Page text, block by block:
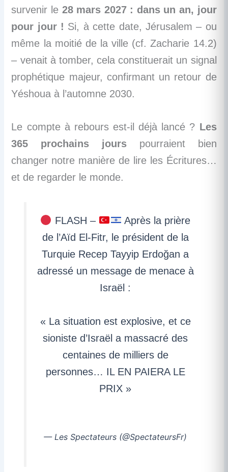
survenir le 28 mars 2027 : dans un an, jour
pour jour ! Si, à cette date, Jérusalem – ou
même la moitié de la ville (cf. Zacharie 14.2)
– venait à tomber, cela constituerait un signal
prophétique majeur, confirmant un retour de
Yéshoua à l’automne 2030.
Le compte à rebours est-il déjà lancé ? Les
365 prochains jours pourraient bien
changer notre manière de lire les Écritures…
et de regarder le monde.
FLASH –
Après la prière
de l’Aïd El-Fitr, le président de la
Turquie Recep Tayyip Erdoğan a
adressé un message de menace à
Israël :
« La situation est explosive, et ce
sioniste d’Israël a massacré des
centaines de milliers de
personnes… IL EN PAIERA LE
PRIX »
— Les Spectateurs (@SpectateursFr)